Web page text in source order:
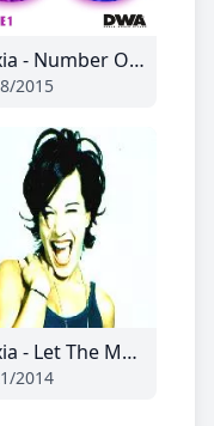
Alexia - Number One
2015
Alexia - Let The Music Play
2014